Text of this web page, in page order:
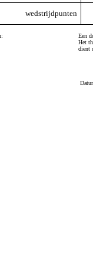
wedstrijdpunten
Een
Het
dient